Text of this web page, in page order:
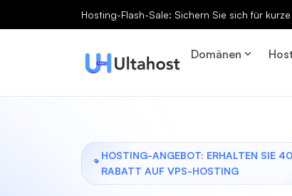
Hosting-Flash-Sale: Sichern Sie sich für
Domänen
HOSTING-ANGEBOT: ERHALTEN SIE
RABATT AUF VPS-HOSTING